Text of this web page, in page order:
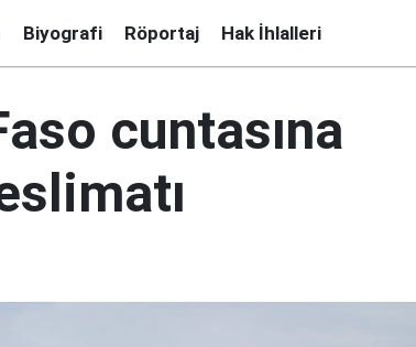
Biyografi Röportaj Hak İhlalleri
cuntasına